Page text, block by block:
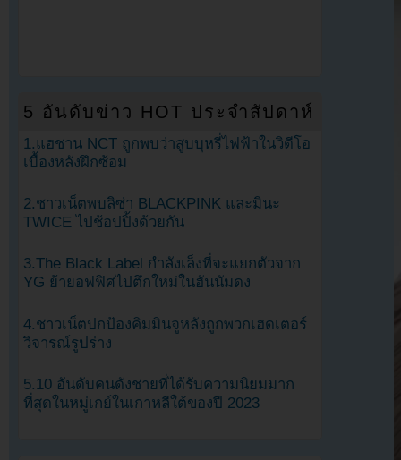
5 อันดับข่าว HOT ประจำสัปดาห์
1.แฮชาน NCT ถูกพบว่าสูบบุหรี่ไฟฟ้าในวิดีโอ
เบื้องหลังฝึกซ้อม
2.ชาวเน็ตพบลิซ่า BLACKPINK และมินะ
TWICE ไปช้อปปิ้งด้วยกัน
3.The Black Label กำลังเล็งที่จะแยกตัวจาก
YG ย้ายอฟฟิศไปตึกใหม่ในฮันนัมดง
4.ชาวเน็ตปกป้องคิมมินจูหลังถูกพวกเฮดเตอร์
วิจารณ์รูปร่าง
5.10 อันดับคนดังชายที่ได้รับความนิยมมาก
ที่สุดในหมู่เกย์ในเกาหลีใต้ของปี 2023